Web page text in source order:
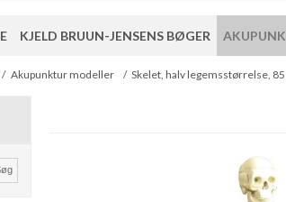
KJELD BRUUN-JENSENS BØGER
/ Akupunktur modeller / Skelet, halv legemsstørrelse, 85